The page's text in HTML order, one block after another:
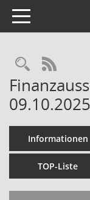
Toggle navigation
RSS-
Informationen
TOP-Liste